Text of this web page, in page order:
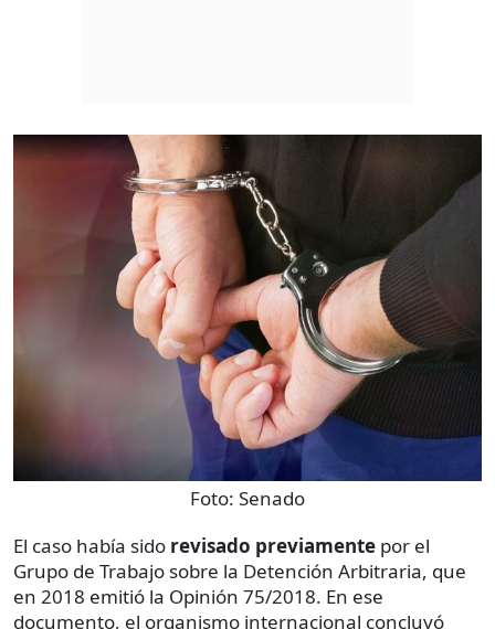
Foto: Senado
El caso había sido revisado previamente por el
Grupo de Trabajo sobre la Detención Arbitraria, que
en 2018 emitió la Opinión 75/2018. En ese
documento, el organismo internacional concluyó